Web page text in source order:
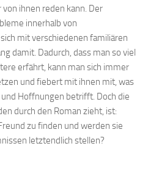
ihnen reden kann. Der
innerhalb von
mit verschiedenen familiären
damit. Dadurch, dass man so viel
erfährt, kann man sich immer
und fiebert mit ihnen mit, was
Hoffnungen betrifft. Doch die
durch den Roman zieht, ist:
zu finden und werden sie
letztendlich stellen?